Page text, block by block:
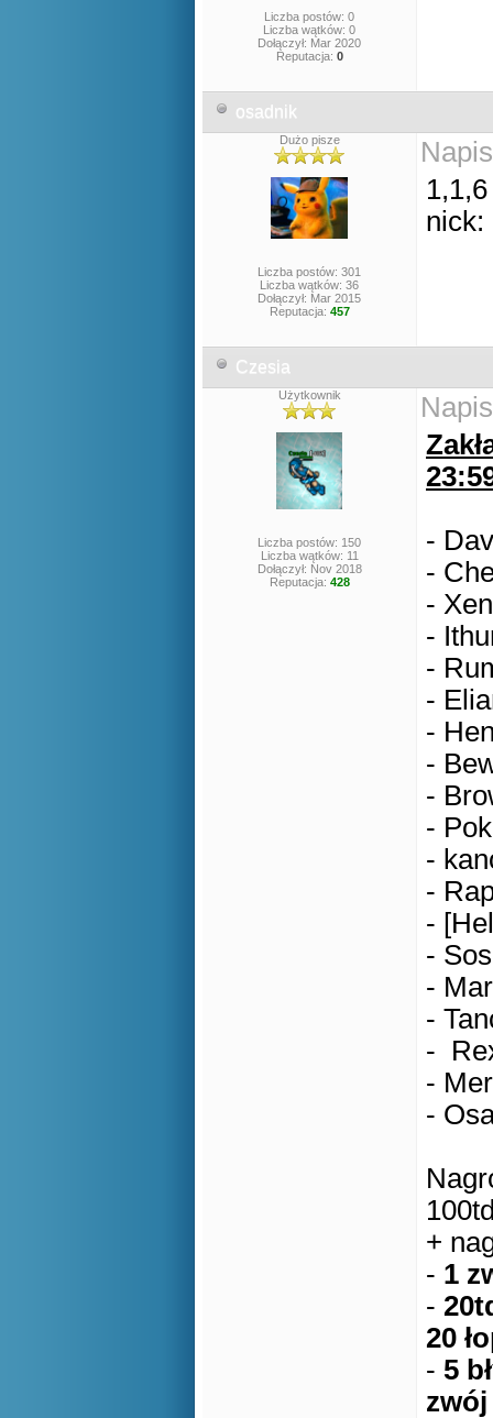
Liczba postów: 0
Liczba wątków: 0
Dołączył: Mar 2020
Reputacja: 0
osadnik
Dużo pisze
Liczba postów: 301
Liczba wątków: 36
Dołączył: Mar 2015
Reputacja: 457
1,1,6
nick:
Czesia
Użytkownik
Liczba postów: 150
Liczba wątków: 11
Dołączył: Nov 2018
Reputacja: 428
-
-
-
-
-
-
-
-
-
-
-
-
-
-
-
-
-
-
-
+
- 1
-
20
- 5